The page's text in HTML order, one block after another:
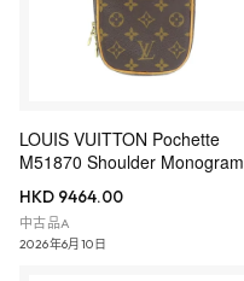
LOUIS VUITTON Pochette
M51870 Shoulder Monogram
HKD 9464.00
中古品A
2026年6月10日